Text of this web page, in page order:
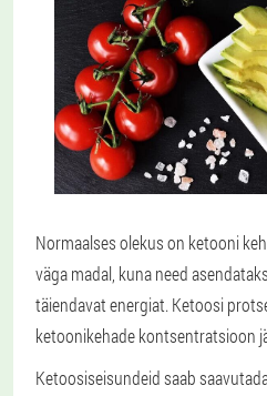
Normaalses olekus on ketooni
väga madal, kuna need
täiendavat energiat. Ketoosi
ketoonikehade kontsentratsioon
Ketoosiseisundeid saab